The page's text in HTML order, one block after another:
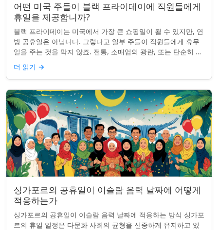
어떤 미국 주들이 블랙 프라이데이에 직원들에게
휴일을 제공합니까?
블랙 프라이데이는 미국에서 가장 큰 쇼핑일이 될 수 있지만, 연
방 공휴일은 아닙니다. 그렇다고 일부 주들이 직원들에게 휴무
일을 주는 것을 막지 않죠. 전통, 소매업의 광란, 또는 단순히 추
수감사절을 연장하는 것과 관...
더 읽기 →
싱가포르의 공휴일이 이슬람 음력 날짜에 어떻게
적응하는가
싱가포르의 공휴일이 이슬람 음력 날짜에 적응하는 방식 싱가포
르의 휴일 일정은 다문화 사회의 균형을 신중하게 유지하고 있